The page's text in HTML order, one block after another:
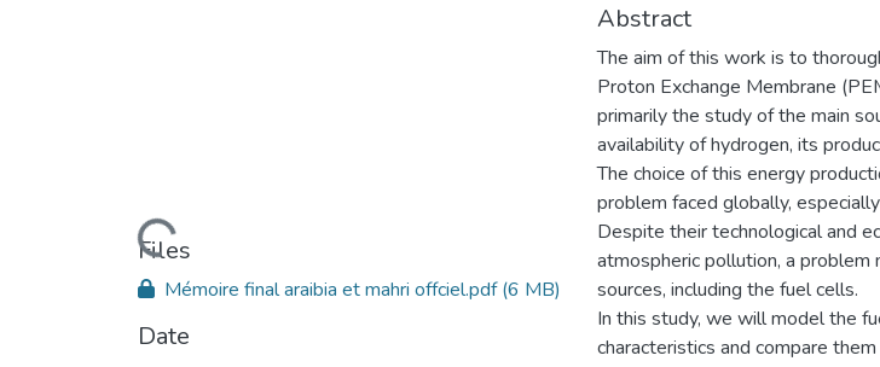
Loading...
Files
Mémoire final araibia et mahri offciel.pdf(6 MB)
Date
Abstract
The aim of this work is to
Proton Exchange Membrane
primarily the study of the main
availability of hydrogen, its
The choice of this energy
problem faced globally,
Despite their technological and
atmospheric pollution, a
sources, including the fuel cells.
In this study, we will model the
characteristics and compare